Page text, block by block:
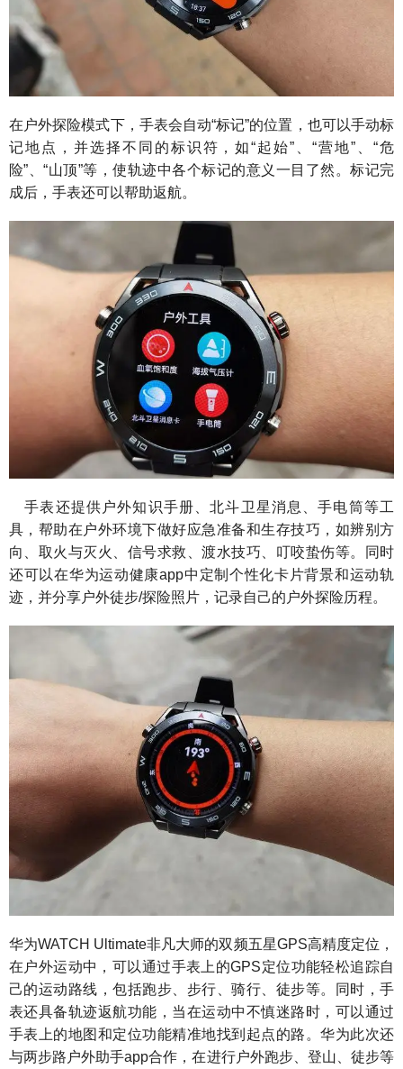
在户外探险模式下，手表会自动“标记”的位置，也可以手动标
记地点，并选择不同的标识符，如“起始”、“营地”、“危
险”、“山顶”等，使轨迹中各个标记的意义一目了然。标记完
成后，手表还可以帮助返航。
手表还提供户外知识手册、北斗卫星消息、手电筒等工
具，帮助在户外环境下做好应急准备和生存技巧，如辨别方
向、取火与灭火、信号求救、渡水技巧、叮咬蛰伤等。同时
还可以在华为运动健康app中定制个性化卡片背景和运动轨
迹，并分享户外徒步/探险照片，记录自己的户外探险历程。
华为WATCH Ultimate非凡大师的双频五星GPS高精度定位，
在户外运动中，可以通过手表上的GPS定位功能轻松追踪自
己的运动路线，包括跑步、步行、骑行、徒步等。同时，手
表还具备轨迹返航功能，当在运动中不慎迷路时，可以通过
手表上的地图和定位功能精准地找到起点的路。华为此次还
与两步路户外助手app合作，在进行户外跑步、登山、徒步等